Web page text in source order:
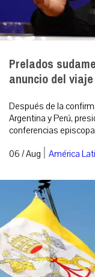
Prelados
anuncio del
Después de la
Argentina y Perú,
conferencias
06 / Aug | América